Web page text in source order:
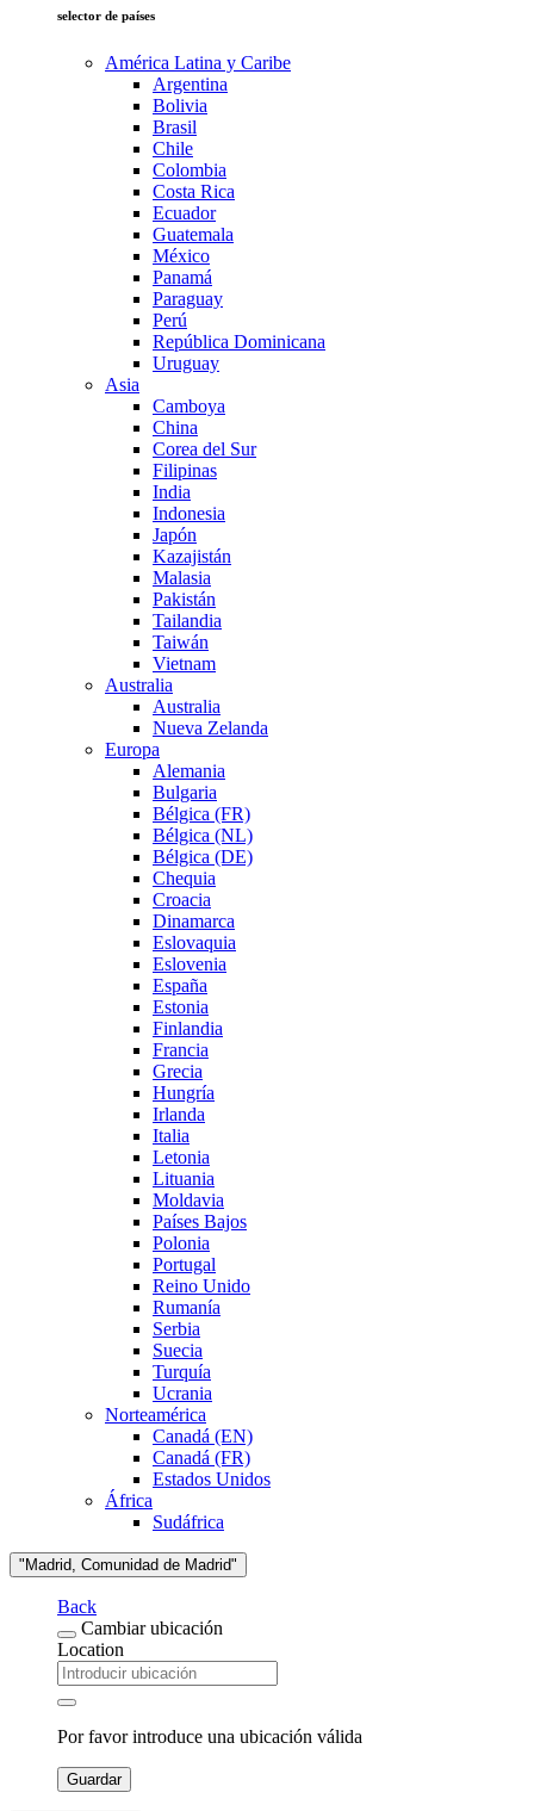
selector de países
América Latina y Caribe
Argentina
Bolivia
Brasil
Chile
Colombia
Costa Rica
Ecuador
Guatemala
México
Panamá
Paraguay
Perú
República Dominicana
Uruguay
Asia
Camboya
China
Corea del Sur
Filipinas
India
Indonesia
Japón
Kazajistán
Malasia
Pakistán
Tailandia
Taiwán
Vietnam
Australia
Australia
Nueva Zelanda
Europa
Alemania
Bulgaria
Bélgica (FR)
Bélgica (NL)
Bélgica (DE)
Chequia
Croacia
Dinamarca
Eslovaquia
Eslovenia
España
Estonia
Finlandia
Francia
Grecia
Hungría
Irlanda
Italia
Letonia
Lituania
Moldavia
Países Bajos
Polonia
Portugal
Reino Unido
Rumanía
Serbia
Suecia
Turquía
Ucrania
Norteamérica
Canadá (EN)
Canadá (FR)
Estados Unidos
África
Sudáfrica
"Madrid, Comunidad de Madrid"
Back
Cambiar ubicación
Location
Por favor introduce una ubicación válida
Guardar